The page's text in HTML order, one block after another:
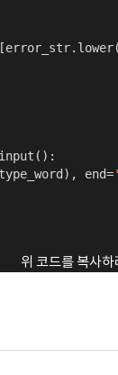
end=
위 코드를 복사